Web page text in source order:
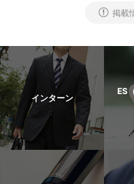
掲載
インターン
ES